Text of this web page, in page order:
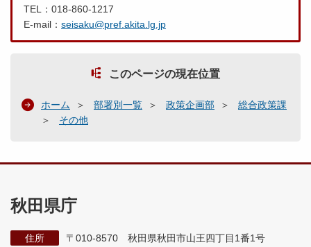
TEL：018-860-1217
E-mail： seisaku@pref.akita.lg.jp
このページの現在位置
ホーム 部署別一覧 政策企画部
総合政策課
その他
秋田県庁
住所
〒010-8570 秋田県秋田市山王四丁目1番1号